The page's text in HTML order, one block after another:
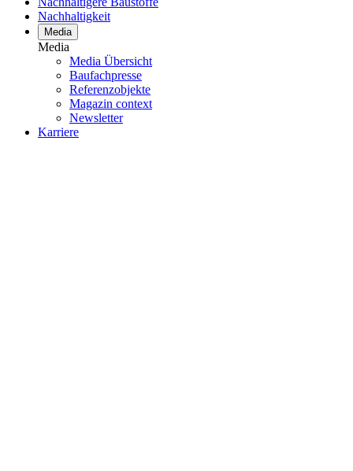
Nachhaltigkeit
Media
Media
Media Übersicht
Baufachpresse
Referenzobjekte
Magazin context
Newsletter
Karriere